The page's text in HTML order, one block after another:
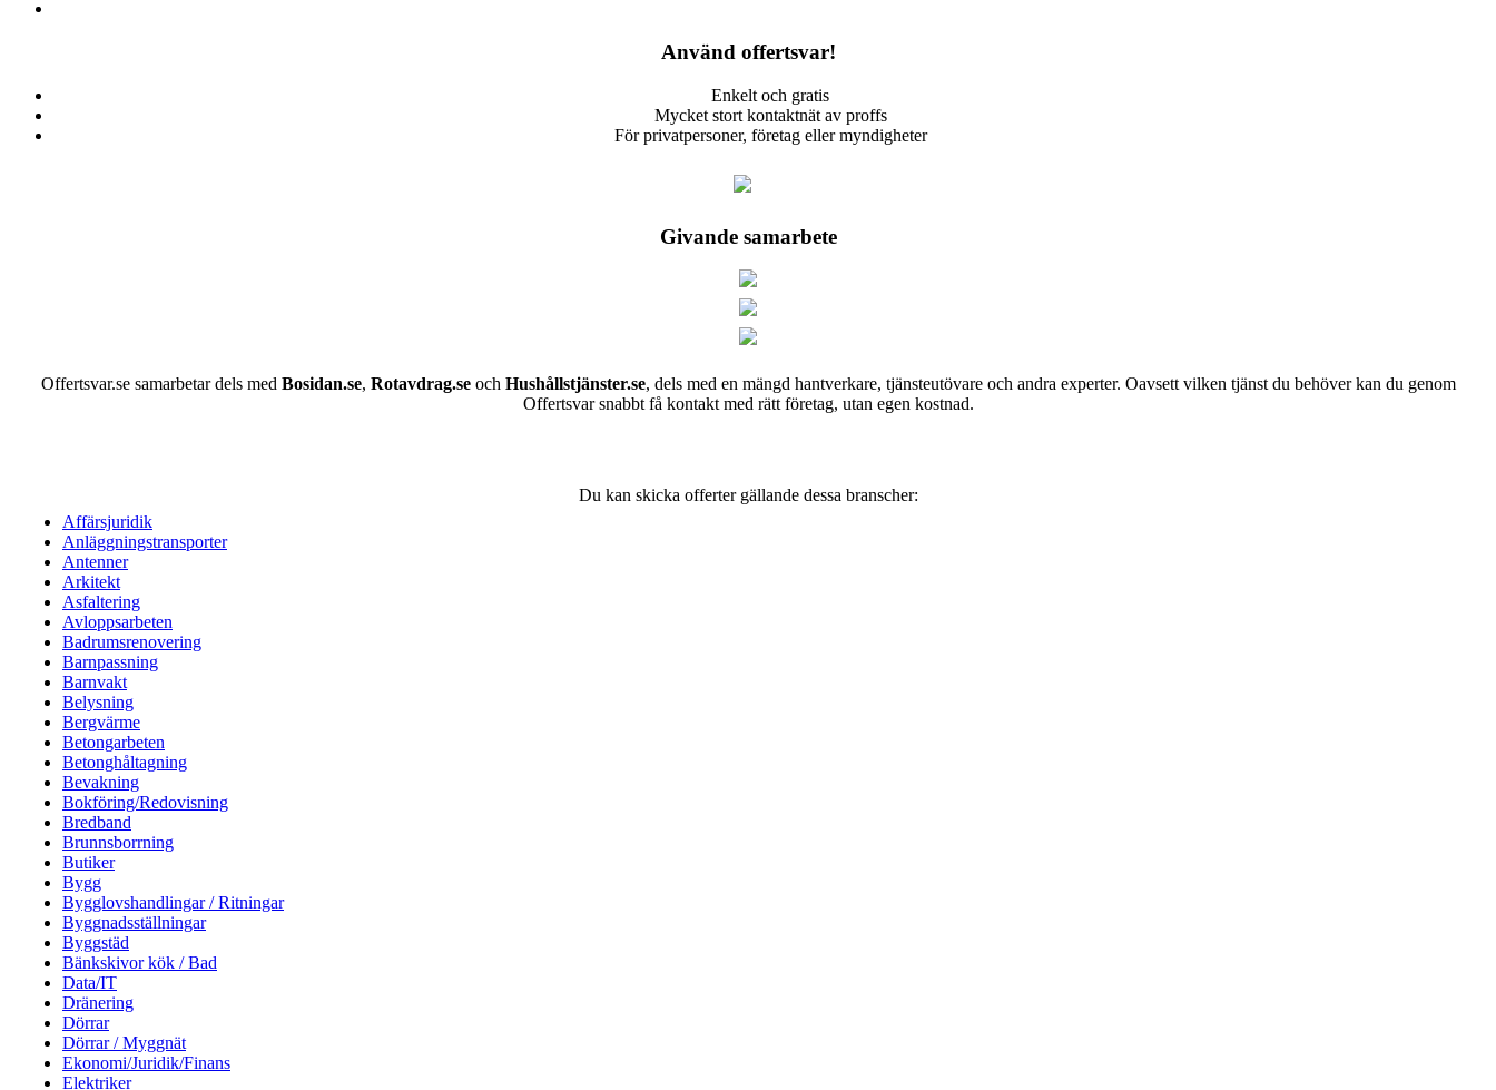
Använd offertsvar!
Enkelt och gratis
Mycket stort kontaktnät av proffs
För privatpersoner, företag eller myndigheter
Givande samarbete
Offertsvar.se samarbetar dels med Bosidan.se, Rotavdrag.seoch Hushållstjänster.se, dels med en mängd hantverkare, tjänsteutövare och andra experter. Oavsett vilken tjänst du behöver kan du genom
Offertsvar snabbt få kontakt med rätt företag, utan egen kostnad.